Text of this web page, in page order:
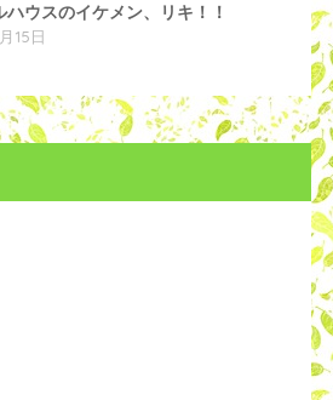
ハウスのイケメン、リキ！！
15日